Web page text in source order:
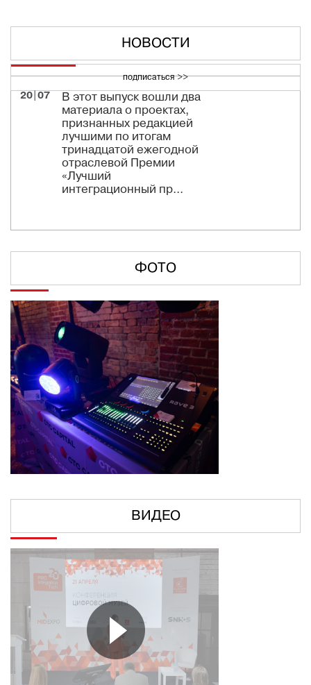
НОВОСТИ
подписаться >>
20|07
В этот выпуск вошли два
материала о проектах,
признанных редакцией
лучшими по итогам
тринадцатой ежегодной
отраслевой Премии
«Лучший
интеграционный пр...
ФОТО
ВИДЕО